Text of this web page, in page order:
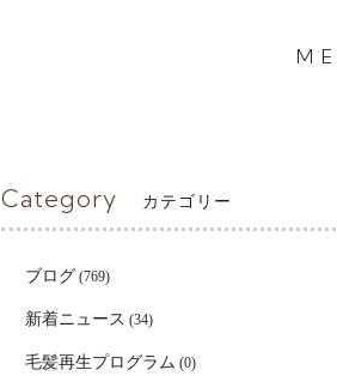
Category カテゴリー
ブログ (769)
新着ニュース (34)
毛髪再生プログラム (0)